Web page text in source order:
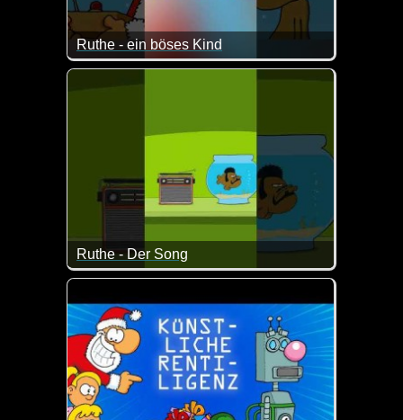
Ruthe - ein böses Kind
Manchmal ist es gut, wenn man sich über die
Ruthe - Der Song
Ja klar, darauf haben wir alle gewartet :-)